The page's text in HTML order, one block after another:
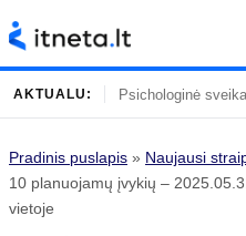
Turinys
Naujausi straipsniai
AKTUALU: Psichologinė
Pradinis puslapis » Naujausi
10 planuojamų įvykių –
vietoje